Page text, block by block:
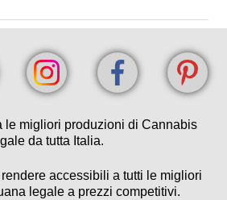
le migliori produzioni di Cannabis
da tutta Italia.
rendere accessibili a tutti le migliori
legale a prezzi competitivi.